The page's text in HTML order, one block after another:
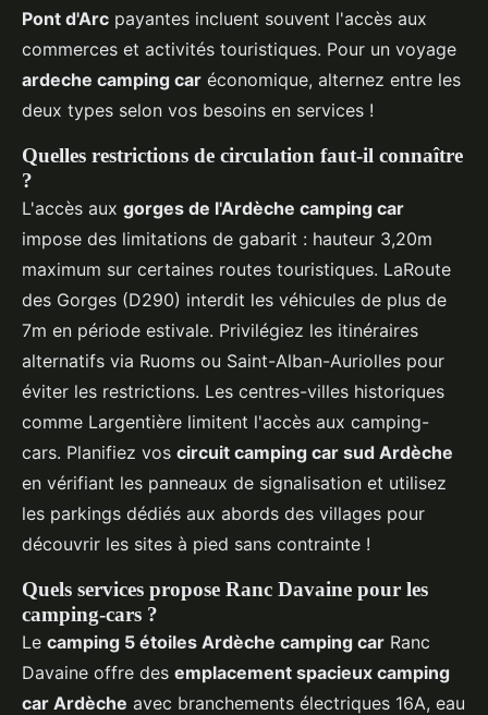
Pont d'Arc payantes incluent souvent l'accès aux
commerces et activités touristiques. Pour un voyage
ardeche camping car économique, alternez entre les
deux types selon vos besoins en services !
Quelles restrictions de circulation faut-il connaître
?
L'accès aux gorges de l'Ardèche camping car
impose des limitations de gabarit : hauteur 3,20m
maximum sur certaines routes touristiques. LaRoute
des Gorges (D290) interdit les véhicules de plus de
7m en période estivale. Privilégiez les itinéraires
alternatifs via Ruoms ou Saint-Alban-Auriolles pour
éviter les restrictions. Les centres-villes historiques
comme Largentière limitent l'accès aux camping-
cars. Planifiez vos circuit camping car sud Ardèche
en vérifiant les panneaux de signalisation et utilisez
les parkings dédiés aux abords des villages pour
découvrir les sites à pied sans contrainte !
Quels services propose Ranc Davaine pour les
camping-cars ?
Le camping 5 étoiles Ardèche camping car Ranc
Davaine offre des emplacement spacieux camping
car Ardèche avec branchements électriques 16A, eau